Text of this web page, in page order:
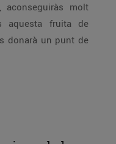
aconseguiràs molt
aquesta fruita de
donarà un punt de